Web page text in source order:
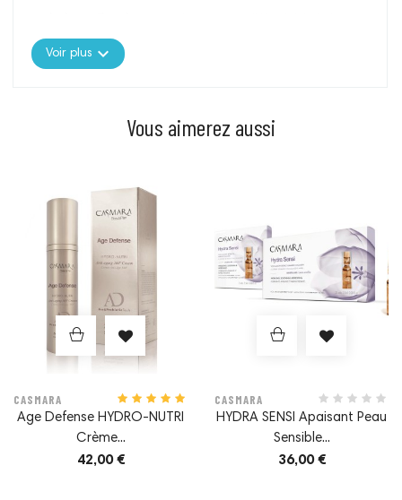
✧ Action éclaircissante
RÉTINOL PUR (0,15%) :
excellence, présent dans les cosmétiques et les
traitements médico-esthétiques depuis plus de 40 ans.
D'importantes études scientifiques et publications
médicales confirment son efficacité dans le traitement
des problèmes que le passage du temps cause à notre
peau. S'il est vrai que son utilisation était associée dans le
passé à des réactions cutanées telles que l'irritation ou la
desquamation, aujourd'hui ces problèmes ont été résolus
et il est l'allié indispensable dans la lutte contre les signes
du vieillissement...
Il s'agit d'un composé organique
naturel aux propriétés hautement hydratantes, qui aide à
Voir plus expand_more
Vous aimerez aussi
CASMARA
Age Defense HYDRO-NUTRI
Crème...
42,00 €
CASMARA
HYDRA SENSI Apaisant Peau
Sensible...
36,00 €